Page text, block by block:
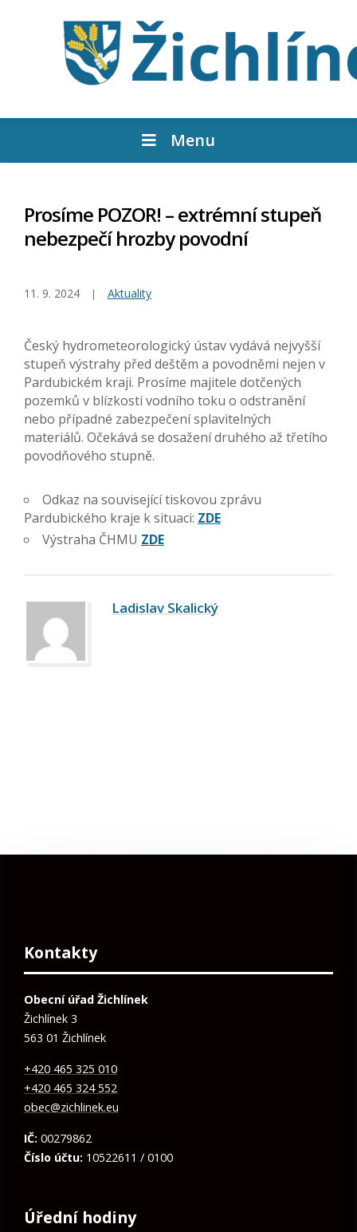
Menu
Prosíme POZOR! – extrémní stupeň
nebezpečí hrozby povodní
11. 9. 2024 Aktuality
Český hydrometeorologický ústav vydává nejvyšší
stupeň výstrahy před deštěm a povodněmi nejen v
Pardubickém kraji. Prosíme majitele dotčených
pozemků v blízkosti vodního toku o odstranění
nebo případné zabezpečení splavitelných
materiálů. Očekává se dosažení druhého až třetího
povodňového stupně.
Odkaz na související tiskovou zprávu
Pardubického kraje k situaci: ZDE
Výstraha ČHMU ZDE
Ladislav Skalický
Kontakty
Obecní úřad Žichlínek
Žichlínek 3
563 01 Žichlínek
+420 465 325 010
+420 465 324 552
obec@zichlinek.eu
IČ: 00279862
Číslo účtu: 10522611 / 0100
Úřední hodiny